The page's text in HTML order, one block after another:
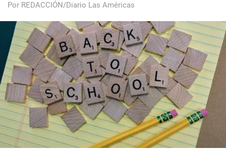
Por REDACCIÓN/Diario Las Américas